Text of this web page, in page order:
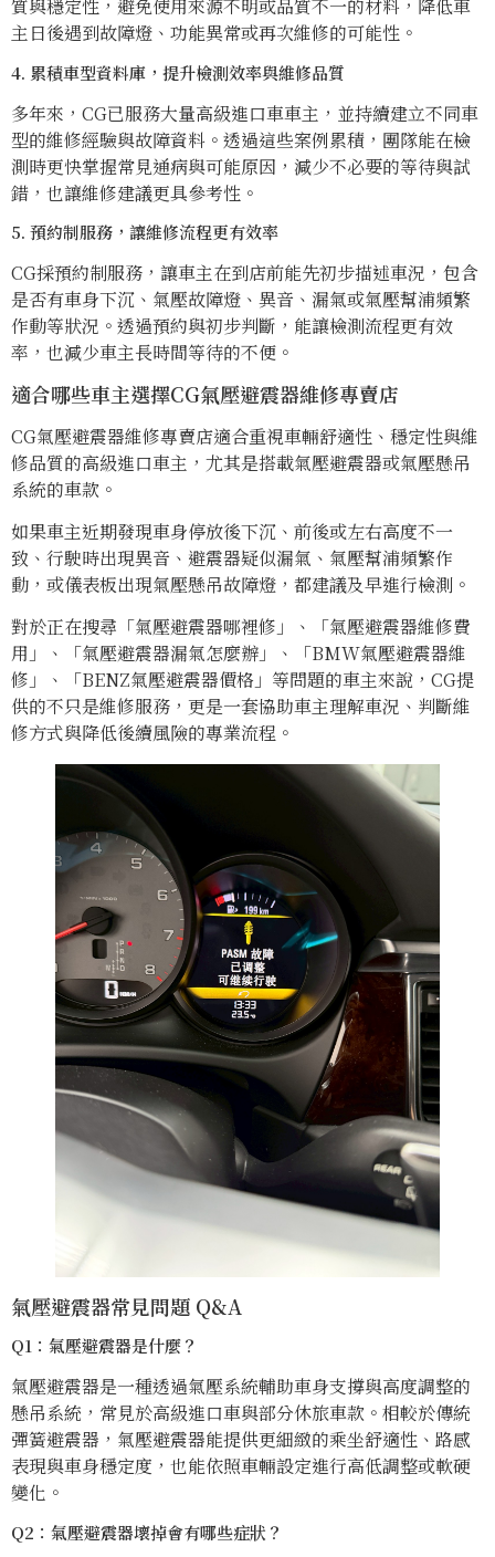
質與穩定性，避免使用來源不明或品質不一的材料，降低車
主日後遇到故障燈、功能異常或再次維修的可能性。
4. 累積車型資料庫，提升檢測效率與維修品質
多年來，CG已服務大量高級進口車車主，並持續建立不同車
型的維修經驗與故障資料。透過這些案例累積，團隊能在檢
測時更快掌握常見通病與可能原因，減少不必要的等待與試
錯，也讓維修建議更具參考性。
5. 預約制服務，讓維修流程更有效率
CG採預約制服務，讓車主在到店前能先初步描述車況，包含
是否有車身下沉、氣壓故障燈、異音、漏氣或氣壓幫浦頻繁
作動等狀況。透過預約與初步判斷，能讓檢測流程更有效
率，也減少車主長時間等待的不便。
適合哪些車主選擇CG氣壓避震器維修專賣店
CG氣壓避震器維修專賣店適合重視車輛舒適性、穩定性與維
修品質的高級進口車主，尤其是搭載氣壓避震器或氣壓懸吊
系統的車款。
如果車主近期發現車身停放後下沉、前後或左右高度不一
致、行駛時出現異音、避震器疑似漏氣、氣壓幫浦頻繁作
動，或儀表板出現氣壓懸吊故障燈，都建議及早進行檢測。
對於正在搜尋「氣壓避震器哪裡修」、「氣壓避震器維修費
用」、「氣壓避震器漏氣怎麼辦」、「BMW氣壓避震器維
修」、「BENZ氣壓避震器價格」等問題的車主來說，CG提
供的不只是維修服務，更是一套協助車主理解車況、判斷維
修方式與降低後續風險的專業流程。
氣壓避震器常見問題 Q&A
Q1：氣壓避震器是什麼？
氣壓避震器是一種透過氣壓系統輔助車身支撐與高度調整的
懸吊系統，常見於高級進口車與部分休旅車款。相較於傳統
彈簧避震器，氣壓避震器能提供更細緻的乘坐舒適性、路感
表現與車身穩定度，也能依照車輛設定進行高低調整或軟硬
變化。
Q2：氣壓避震器壞掉會有哪些症狀？